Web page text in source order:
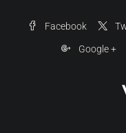
Facebook
Google +